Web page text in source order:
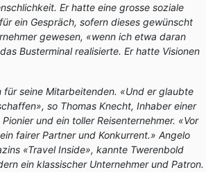
Er hatte eine grosse soziale
ein Gespräch, sofern dieses gewünscht
gewesen, «wenn ich etwa daran
Busterminal realisierte. Er hatte Visionen
seine Mitarbeitenden. «Und er glaubte
so Thomas Knecht, Inhaber einer
und ein toller Reisenternehmer. «Vor
fairer Partner und Konkurrent.» Angelo
«Travel Inside», kannte Twerenbold
ein klassischer Unternehmer und Patron.